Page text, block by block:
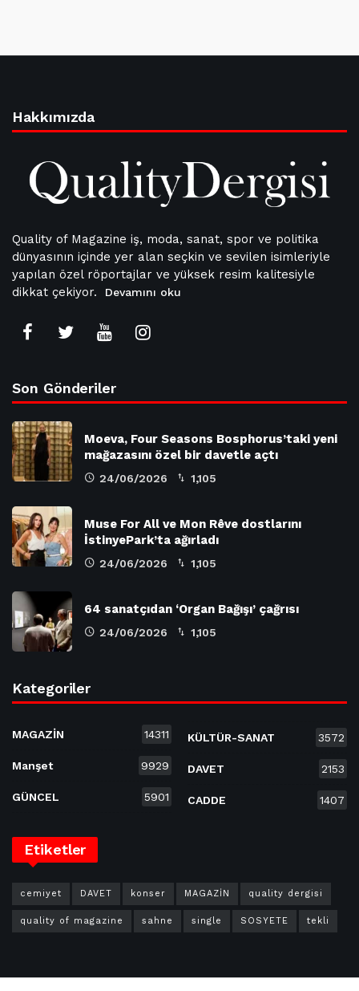
Hakkımızda
Quality of Magazine iş, moda, sanat, spor ve politika
dünyasının içinde yer alan seçkin ve sevilen isimleriyle
yapılan özel röportajlar ve yüksek resim kalitesiyle
dikkat çekiyor.
Devamını oku
Son Gönderiler
Moeva, Four Seasons Bosphorus’taki yeni
mağazasını özel bir davetle açtı
24/06/2026 1,105
Muse For All ve Mon Rêve dostlarını
İstinyePark’ta ağırladı
24/06/2026 1,105
64 sanatçıdan ‘Organ Bağışı’ çağrısı
24/06/2026 1,105
Kategoriler
MAGAZİN 14311
Manşet 9929
GÜNCEL 5901
KÜLTÜR-SANAT 3572
DAVET 2153
CADDE 1407
Etiketler
cemiyet DAVET konser MAGAZİN quality dergisi
quality of magazine sahne single SOSYETE tekli